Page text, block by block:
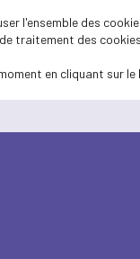
l'ensemble des
traitement des
en cliquant sur le